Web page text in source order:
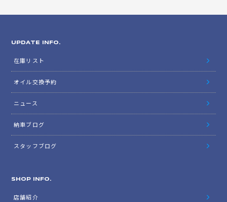
UPDATE INFO.
在庫リスト
オイル交換予約
ニュース
納車ブログ
スタッフブログ
SHOP INFO.
店舗紹介